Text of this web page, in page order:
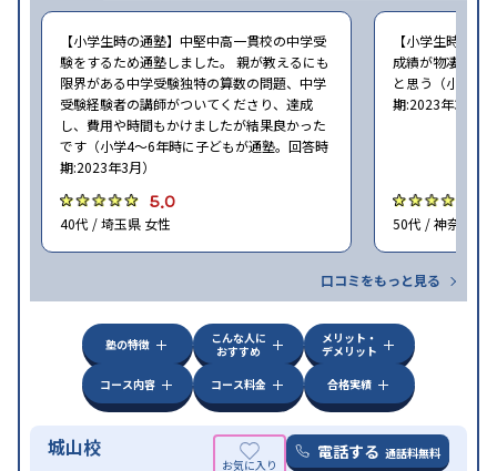
【小学生時の通塾】中堅中高一貫校の中学受
験をするため通塾しました。 親が教えるにも
限界がある中学受験独特の算数の問題、中学
受験経験者の講師がついてくださり、達成
し、費用や時間もかけましたが結果良かった
です（小学4〜6年時に子どもが通塾。回答時
期:2023年3月）
5.0
40代 / 埼玉県 女性
【小学生時の通
成績が物凄く悪
と思う（小学6
期:2023年3月）
50代 / 神奈川県
口コミをもっと見る
塾の特徴
こんな人に
おすすめ
メリット・
デメリット
コース内容
コース料金 合格実績
城山校 電話する 通話料無料